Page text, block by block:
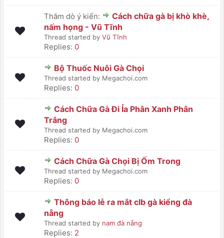
Thăm dò ý kiến:
Cách chữa gà bị khò khè,
nấm họng - Vũ Tĩnh
Thread started by Vũ Tĩnh
Replies: 0
Bộ Thuốc Nuôi Gà Chọi
Thread started by Megachoi.com
Replies: 0
Cách Chữa Gà Đi Ỉa Phân Xanh Phân
Trắng
Thread started by Megachoi.com
Replies: 0
Cách Chữa Gà Chọi Bị Ốm Trong
Thread started by Megachoi.com
Replies: 0
Thông báo lễ ra mắt clb gà kiểng đà
nẵng
Thread started by nam đà nẵng
Replies: 2